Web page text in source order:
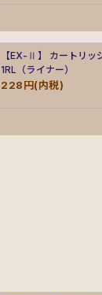
【EX-Ⅱ】 カートリ
1RL（ライナー）
228円(内税)